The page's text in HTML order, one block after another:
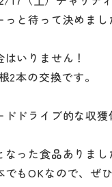
と待って決めまし
いりません！
2本の交換です。
ドライブ的な収獲
った食品ありまし
でもOKなので、ぜ